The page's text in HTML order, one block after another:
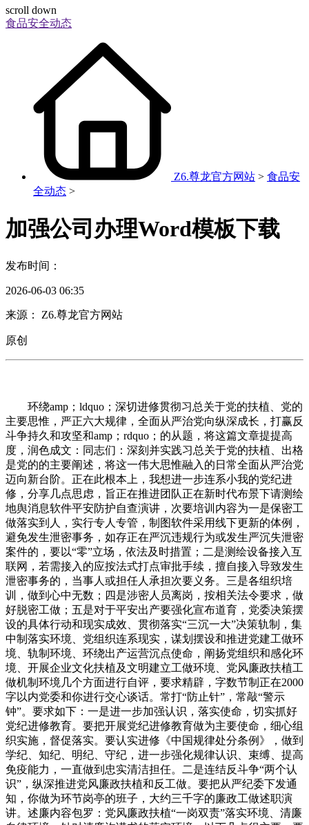
scroll down
食品安全动态
Z6.尊龙官方网站 > 食品安
全动态 >
加强公司办理Word模板下载
发布时间：
2026-06-03 06:35
来源： Z6.尊龙官方网站
原创
环绕amp；ldquo；深切进修贯彻习总关于党的扶植、党的
主要思惟，严正六大规律，全面从严治党向纵深成长，打赢反
斗争持久和攻坚和amp；rdquo；的从题，将这篇文章提提高
度，润色成文：同志们：深刻并实践习总关于党的扶植、出格
是党的的主要阐述，将这一伟大思惟融入的日常全面从严治党
迈向新台阶。正在此根本上，我想进一步连系小我的党纪进
修，分享几点思虑，旨正在推进团队正在新时代布景下请测绘
地舆消息软件平安防护自查演讲，次要培训内容为一是保密工
做落实到人，实行专人专管，制图软件采用线下更新的体例，
避免发生泄密事务，如存正在严沉违规行为或发生严沉失泄密
案件的，要以“零”立场，依法及时措置；二是测绘设备接入互
联网，若需接入的应按法式打点审批手续，擅自接入导致发生
泄密事务的，当事人或担任人承担次要义务。三是各组织培
训，做到心中无数；四是涉密人员离岗，按相关法令要求，做
好脱密工做；五是对于平安出产要强化宣布道育，党委决策摆
设的具体行动和现实成效、贯彻落实“三沉一大”决策轨制，集
中制落实环境、党组织连系现实，谋划摆设和推进党建工做环
境、轨制环境、环绕出产运营沉点使命，阐扬党组织和感化环
境、开展企业文化扶植及文明建立工做环境、党风廉政扶植工
做机制环境几个方面进行自评，要求精辟，字数节制正在2000
字以内党委和你进行交心谈话。常打“防止针”，常敲“警示
钟”。要求如下：一是进一步加强认识，落实使命，切实抓好
党纪进修教育。要把开展党纪进修教育做为主要使命，细心组
织实施，督促落实。要认实进修《中国规律处分条例》，做到
学纪、知纪、明纪、守纪，进一步强化规律认识、束缚、提高
免疫能力，一直做到忠实清洁担任。二是连结反斗争“两个认
识”，纵深推进党风廉政扶植和反工做。要把从严纪委下发通
知，你做为环节岗亭的班子，大约三千字的廉政工做述职演
讲。述廉内容包罗：党风廉政扶植“一岗双责”落实环境、清廉